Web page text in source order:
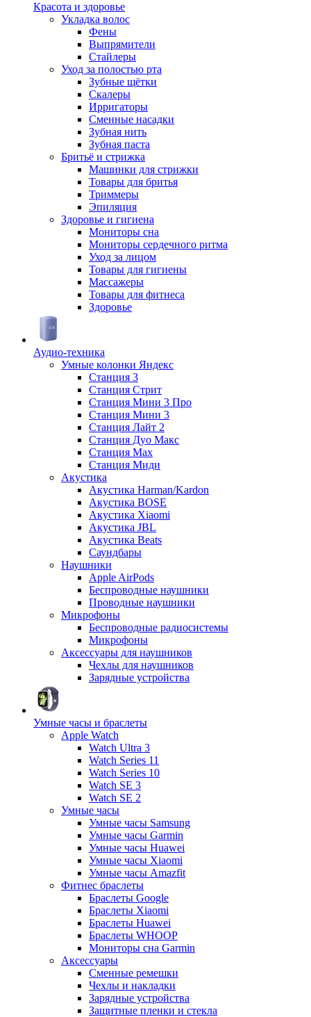
Красота и здоровье
Укладка волос
Фены
Выпрямители
Стайлеры
Уход за полостью рта
Зубные щётки
Скалеры
Ирригаторы
Сменные насадки
Зубная нить
Зубная паста
Бритьё и стрижка
Машинки для стрижки
Товары для бритья
Триммеры
Эпиляция
Здоровье и гигиена
Мониторы сна
Мониторы сердечного ритма
Уход за лицом
Товары для гигиены
Массажеры
Товары для фитнеса
Здоровье
Аудио-техника
Умные колонки Яндекс
Станция 3
Станция Стрит
Станция Мини 3 Про
Станция Мини 3
Станция Лайт 2
Станция Дуо Макс
Станция Max
Станция Миди
Акустика
Акустика Harman/Kardon
Акустика BOSE
Акустика Xiaomi
Акустика JBL
Акустика Beats
Саундбары
Наушники
Apple AirPods
Беспроводные наушники
Проводные наушники
Микрофоны
Беспроводные радиосистемы
Микрофоны
Аксессуары для наушников
Чехлы для наушников
Зарядные устройства
Умные часы и браслеты
Apple Watch
Watch Ultra 3
Watch Series 11
Watch Series 10
Watch SE 3
Watch SE 2
Умные часы
Умные часы Samsung
Умные часы Garmin
Умные часы Huawei
Умные часы Xiaomi
Умные часы Amazfit
Фитнес браслеты
Браслеты Google
Браслеты Xiaomi
Браслеты Huawei
Браслеты WHOOP
Мониторы сна Garmin
Аксессуары
Сменные ремешки
Чехлы и накладки
Зарядные устройства
Защитные пленки и стекла